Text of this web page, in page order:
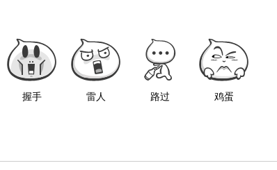
握手 雷人 路过 鸡蛋